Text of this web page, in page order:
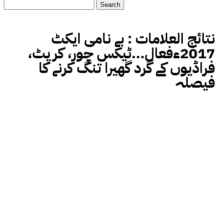
نتائج العلامات : بے نامی ایکٹ
2017ءفعال...ٹیکس چور، کرپٹ،
فراڈیوں کے گرد گھیرا تنگ کرنے کا
فیصلہ